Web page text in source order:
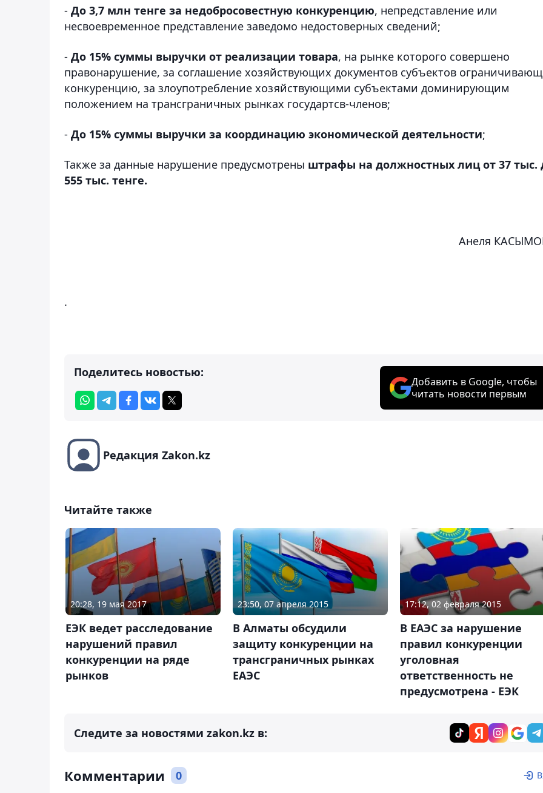
- До 3,7 млн тенге за недобросовестную конкуренцию, непредставление или
несвоевременное представление заведомо недостоверных сведений;
- До 15% суммы выручки от реализации товара, на рынке которого совершено
правонарушение, за соглашение хозяйствующих документов субъектов
конкуренцию, за злоупотребление хозяйствующими субъектами доминирующим
положением на трансграничных рынках государтсв-членов;
- До 15% суммы выручки за координацию экономической деятельности;
Также за данные нарушение предусмотрены штрафы на должностных лиц от 37 тыс.
555 тыс. тенге.
Анеля
.
Поделитесь новостью:
Добавить в Google, чтобы
читать новости первым
Редакция Zakon.kz
Читайте также
20:28, 19 мая 2017
ЕЭК ведет расследование
нарушений правил
конкуренции на ряде
рынков
23:50, 07 апреля 2015
В Алматы обсудили
защиту конкуренции на
трансграничных рынках
ЕАЭС
17:12, 02 февраля 2015
В ЕАЭС за нарушение
правил конкуренции
уголовная
ответственность не
предусмотрена - ЕЭК
Следите за новостями zakon.kz в:
Комментарии 0